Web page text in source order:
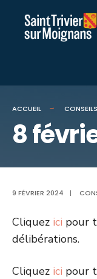
Aller
ACCUEIL
8
9 FÉVRIER 2024 |
Cliquez ici pour
délibérations.
Cliquez ici pour
for: